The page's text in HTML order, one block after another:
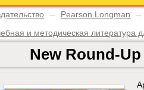
→ Pearson Longman
→
и методическая литература
New Round-